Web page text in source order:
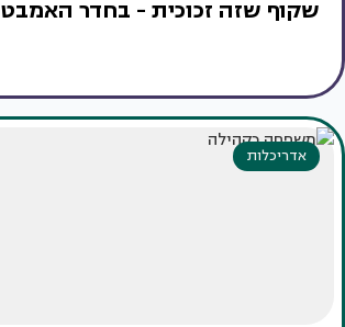
שקוף שזה זכוכית - בחדר האמבט
אדריכלות